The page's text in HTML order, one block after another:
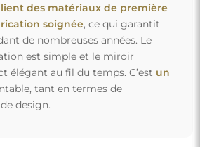
des matériaux de première
soignée, ce qui garantit
de nombreuses années. Le
est simple et le miroir
élégant au fil du temps. C’est un
tant en termes de
design.